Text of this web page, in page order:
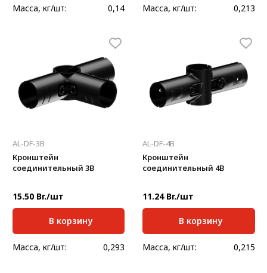
Масса, кг/шт: 0,14 Масса, кг/шт: 0,213
AL-DF-3B
Кронштейн
соединительный 3В
15.50 Br./шт
В корзину
Масса, кг/шт: 0,293
AL-DF-4B
Кронштейн
соединительный 4В
11.24 Br./шт
В корзину
Масса, кг/шт: 0,215